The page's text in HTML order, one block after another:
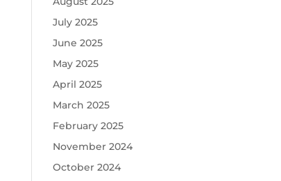
July 2025
June 2025
May 2025
April 2025
March 2025
February 2025
November 2024
October 2024